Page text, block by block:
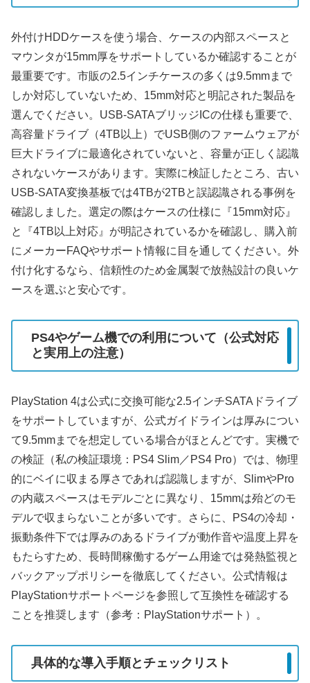
外付けHDDケースを使う場合、ケースの内部スペースと
マウンタが15mm厚をサポートしているか確認することが
最重要です。市販の2.5インチケースの多くは9.5mmまで
しか対応していないため、15mm対応と明記された製品を
選んでください。USB-SATAブリッジICの仕様も重要で、
高容量ドライブ（4TB以上）でUSB側のファームウェアが
巨大ドライブに最適化されていないと、容量が正しく認識
されないケースがあります。実際に検証したところ、古い
USB-SATA変換基板では4TBが2TBと誤認識される事例を
確認しました。選定の際はケースの仕様に『15mm対応』
と『4TB以上対応』が明記されているかを確認し、購入前
にメーカーFAQやサポート情報に目を通してください。外
付け化するなら、信頼性のため金属製で放熱設計の良いケ
ースを選ぶと安心です。
PS4やゲーム機での利用について（公式対応
と実用上の注意）
PlayStation 4は公式に交換可能な2.5インチSATAドライブ
をサポートしていますが、公式ガイドラインは厚みについ
て9.5mmまでを想定している場合がほとんどです。実機で
の検証（私の検証環境：PS4 Slim／PS4 Pro）では、物理
的にベイに収まる厚さであれば認識しますが、SlimやPro
の内蔵スペースはモデルごとに異なり、15mmは殆どのモ
デルで収まらないことが多いです。さらに、PS4の冷却・
振動条件下では厚みのあるドライブが動作音や温度上昇を
もたらすため、長時間稼働するゲーム用途では発熱監視と
バックアップポリシーを徹底してください。公式情報は
PlayStationサポートページを参照して互換性を確認する
ことを推奨します（参考：PlayStationサポート）。
具体的な導入手順とチェックリスト